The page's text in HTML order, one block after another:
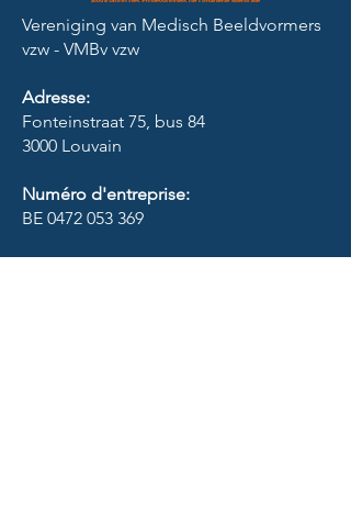
Vereniging van Medisch Beeldvormers
vzw - VMBv vzw​
Adresse:
Fonteinstraat 75, bus 84
3000 Louvain
Numéro d'entreprise:
BE 0472 053 369